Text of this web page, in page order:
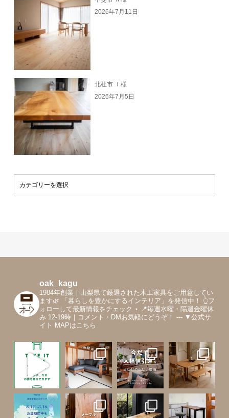
2026年7月11日
北杜市 Ｉ様
2026年7月5日
oak_kagu
1984年創業｜山梨県で厳選された木工家具をご用意してい
ます🌿 「暮らしを豊かにするインテリア」を発信中！
👆フ
ォローして最新情報をチェック ⋆ 📍毎週水曜・隔週金曜休
み 12-19時｜コメント・DMお気軽にどうぞ！
--- ▼公式サ
イト MAPはこちら